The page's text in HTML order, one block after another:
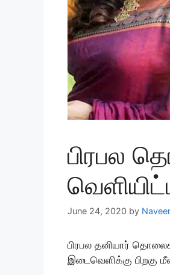
பிரபல
June 24, 2020 by
பிரபல தனியார்
இடைவெளிக்கு பிறகு